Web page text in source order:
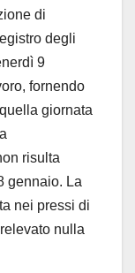
di
degli
9
fornendo
giornata
risulta
gennaio. La
nei pressi di
nulla